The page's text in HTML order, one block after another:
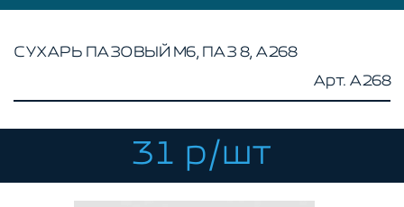
КОМПЛЕКТУЮЩИЕ К ЧПУ
АКСЕССУАРЫ ДЛЯ V-ПАЗА
СУХАРЬ ПАЗОВЫЙ М6, ПАЗ 8, A268
Арт. A268
31 р/шт